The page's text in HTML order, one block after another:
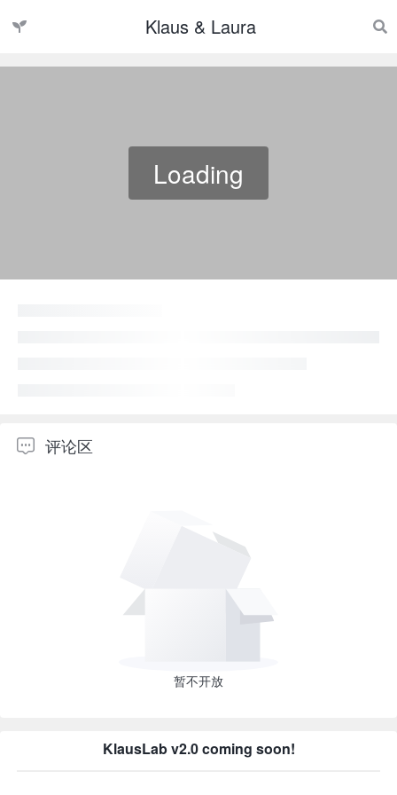
Klaus & Laura
Loading
评论区
暂不开放
KlausLab v2.0 coming soon!